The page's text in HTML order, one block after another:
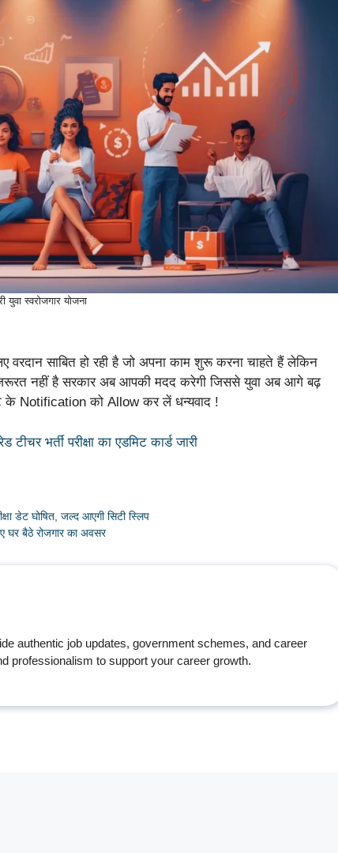
युवा स्वरोजगार योजना
साबित हो रही है जो अपना काम शुरू करना चाहते हैं लेकिन
नहीं है सरकार अब आपकी मदद करेगी जिससे युवा अब आगे बढ़
के Notification को Allow कर लें धन्यवाद !
भर्ती परीक्षा का एडमिट कार्ड जारी
डेट घोषित, जल्द आएगी सिटी स्लिप
बैठे रोजगार का अवसर
authentic job updates, government schemes, and career
professionalism to support your career growth.